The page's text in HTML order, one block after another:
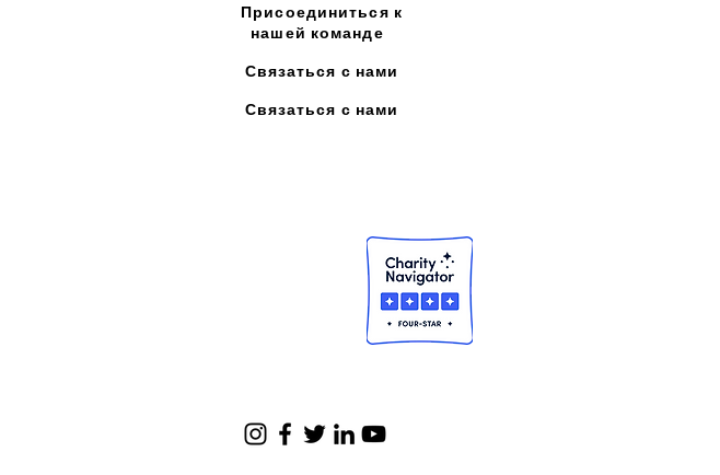
Присоединиться к
нашей команде
Связаться с нами
Связаться с нами